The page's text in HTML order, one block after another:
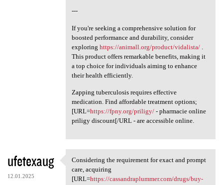
---
If you're seeking a comprehensive solution for
boosted performance and durability, consider
exploring https://animall.org/product/vidalista/.
This product offers remarkable benefits, making it
a top choice for individuals aiming to enhance
their health efficiently.
Zapping tuberculosis requires effective
medication. Find affordable treatment options;
[URL=https://fpny.org/priligy/- pharmacie online
priligy discount[/URL - are accessible online.
ufetexaug
12.01.2025
Considering the requirement
Considering the requirement for exact and prompt
care, acquiring
[URL=https://cassandraplummer.com/drugs/buy-